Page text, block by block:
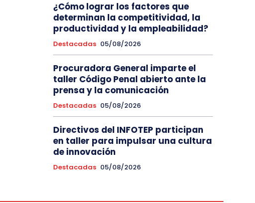
¿Cómo lograr los factores que
determinan la competitividad, la
productividad y la empleabilidad?
Destacadas 05/08/2026
Procuradora General imparte el
taller Código Penal abierto ante la
prensa y la comunicación
Destacadas 05/08/2026
Directivos del INFOTEP participan
en taller para impulsar una cultura
de innovación
Destacadas 05/08/2026